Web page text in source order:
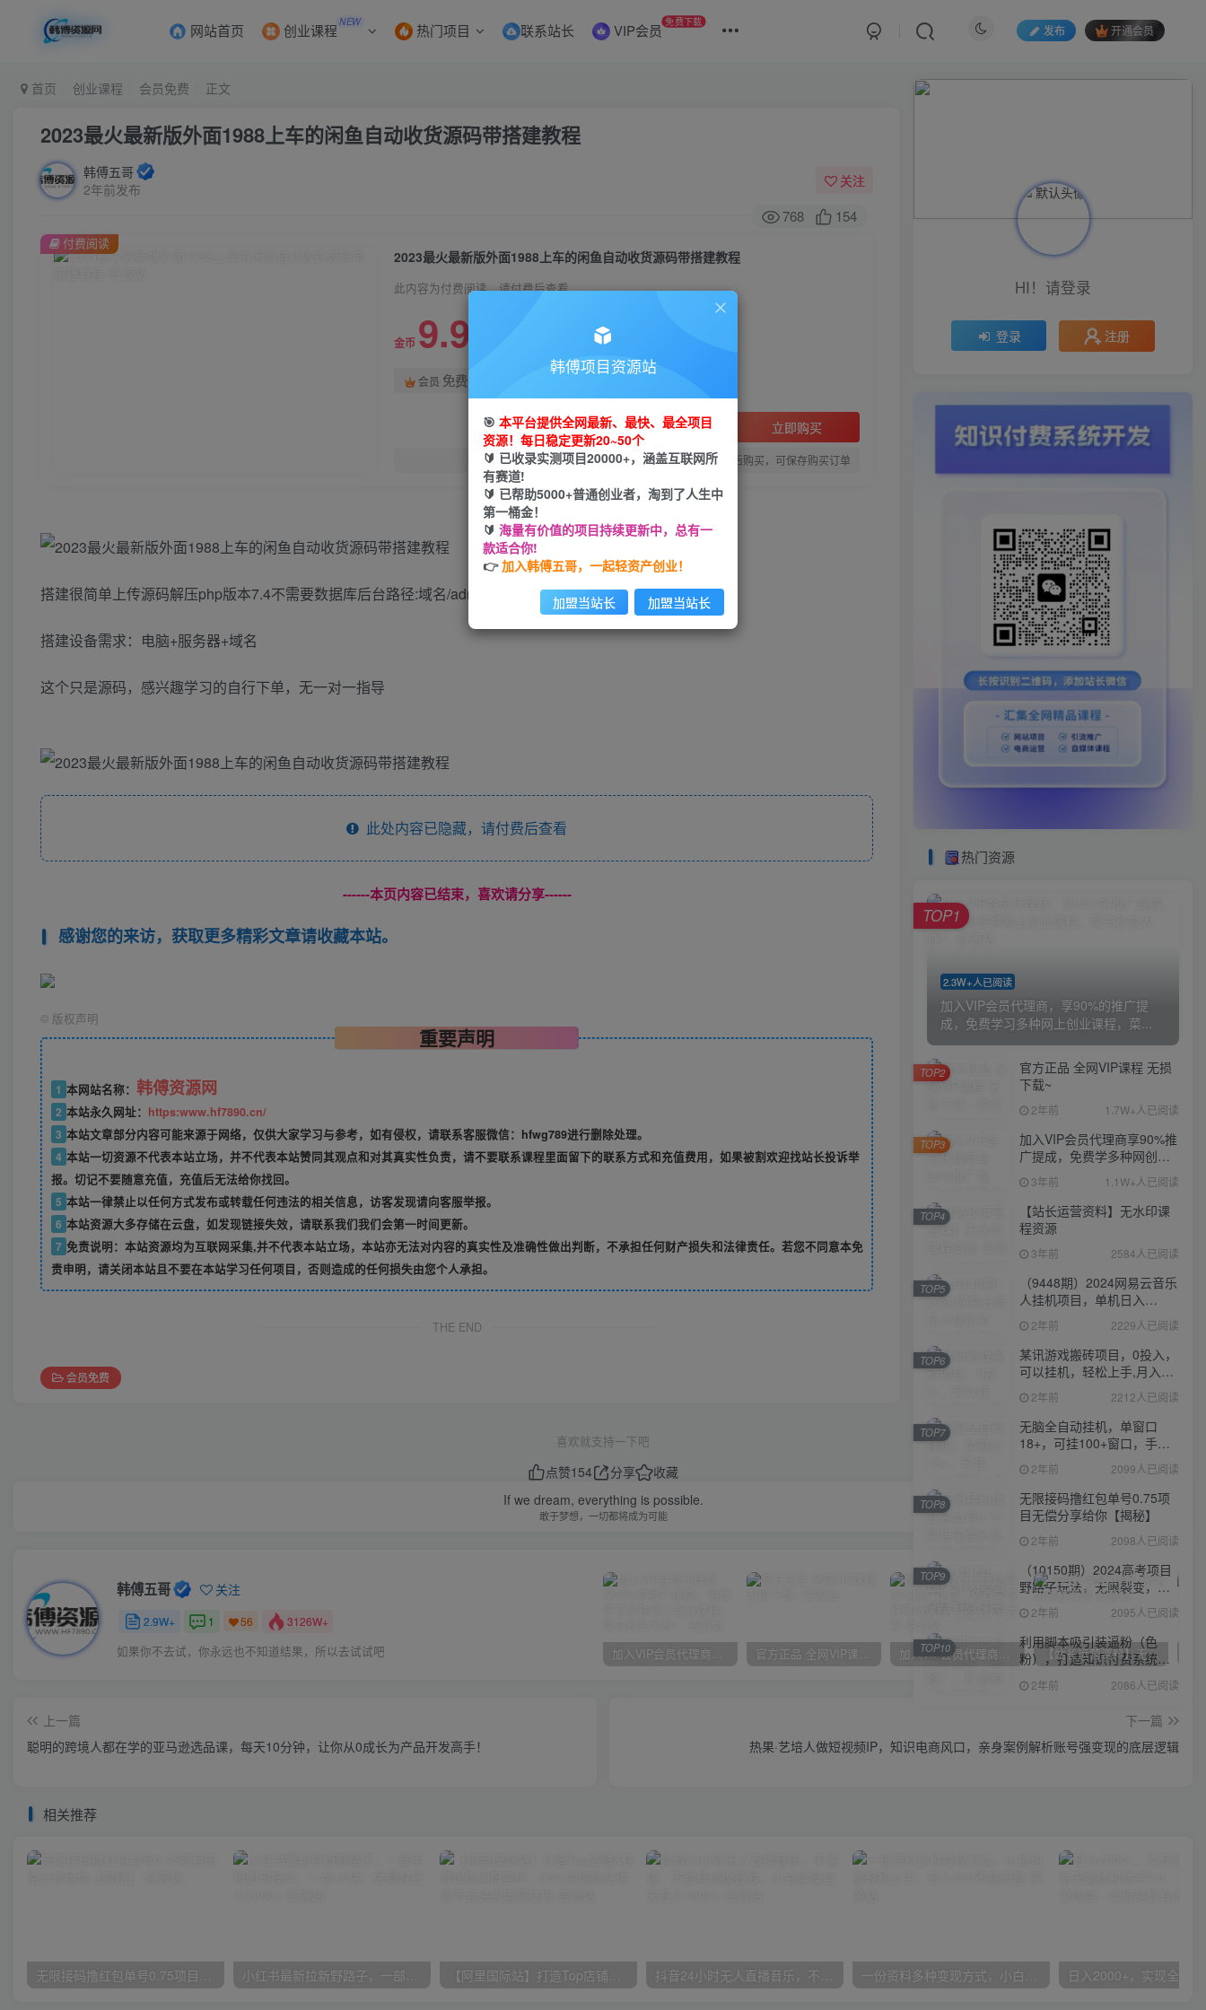
网站首页 创业课程 NEW 热门项目 联系站长 VIP会员 免费下载
发布 开通会员
首页 创业课程 会员免费 正文
2023最火最新版外面1988上车的闲鱼自动收货源码带搭建教程
韩傅五哥
2年前发布
关注
768 154
2023最火最新版外面1988上车的闲鱼自动收货源码带搭建教程
此内容为付费阅读，请付费后查看
金币 9.9
会员 免费
立即购买
您当前未登录！建议登陆后购买，可保存购买订单
付费阅读
搭建很简单上传源码解压php版本7.4不需要数据库后台路径:域名/admin
搭建设备需求：电脑+服务器+域名
这个只是源码，感兴趣学习的自行下单，无一对一指导
此处内容已隐藏，请付费后查看
------本页内容已结束，喜欢请分享------
感谢您的来访，获取更多精彩文章请收藏本站。
© 版权声明
重要声明
1 本网站名称： 韩傅资源网
2 本站永久网址： https:www.hf7890.cn/
3 本站文章部分内容可能来源于网络，仅供大家学习与参考，如有侵权，请联系客服微信：hfwg789进行删除处理。
4 本站一切资源不代表本站立场，并不代表本站赞同其观点和对其真实性负责，请不要联系课程里面留下的联系方式和充值费用，如果被割欢迎找站长投诉举
报。切记不要随意充值，充值后无法给你找回。
5 本站一律禁止以任何方式发布或转载任何违法的相关信息，访客发现请向客服举报。
6 本站资源大多存储在云盘，如发现链接失效，请联系我们我们会第一时间更新。
7 免责说明：本站资源均为互联网采集,并不代表本站立场，本站亦无法对内容的真实性及准确性做出判断，不承担任何财产损失和法律责任。若您不同意本免
责申明，请关闭本站且不要在本站学习任何项目，否则造成的任何损失由您个人承担。
THE END
会员免费
喜欢就支持一下吧
点赞154 分享
收藏
If we dream, everything is possible.
敢于梦想，一切都将成为可能
韩傅五哥 关注
2.9W+ 1 56 3126W+
如果你不去试，你永远也不知道结果，所以去试试吧 加入VIP会员代理商，享90%的推广提成，免费学习多种网上创业课程，菜鸟秒变大神！ 官方正品 全网VIP课程 无损下载~ 加入VIP会员代理商享90%推广提成，免费学多种网创课程，菜鸟秒变大神 【站长运营资料】无水印课程资源
上一篇
聪明的跨境人都在学的亚马逊选品课，每天10分钟，让你从0成长为产品开发高手！
下一篇
热果·艺培人做短视频IP，知识电商风口，亲身案例解析账号强变现的底层逻辑
相关推荐
HI！请登录
登录 注册
热门资源
2.3W+人已阅读
加入VIP会员代理商，享90%的推广提
成，免费学习多种网上创业课程，菜...
TOP1
官方正品 全网VIP课程 无损
下载~
2年前 1.7W+人已阅读
TOP2
加入VIP会员代理商享90%推
广提成，免费学多种网创课
程，菜鸟秒变大神
3年前 1.1W+人已阅读
TOP3
【站长运营资料】无水印课
程资源
3年前 2584人已阅读
TOP4
（9448期）2024网易云音乐
人挂机项目，单机日入
150+，无脑月入5000+
2年前 2229人已阅读
TOP5
某讯游戏搬砖项目，0投入，
可以挂机，轻松上手,月入
3000+上不封顶
2年前 2212人已阅读
TOP6
无脑全自动挂机，单窗口
18+，可挂100+窗口，手机
电脑均可操作
2年前 2099人已阅读
TOP7
无限接码撸红包单号0.75项
目无偿分享给你【揭秘】
2年前 2098人已阅读
TOP8
（10150期）2024高考项目
野路子玩法，无限裂变，最
高一天1W＋！
2年前 2095人已阅读
TOP9
利用脚本吸引装逼粉（色
粉），打造知识付费系统，
附388元美女写真项目
2年前 2086人已阅读
TOP10
韩傅项目资源站
🎯 本平台提供全网最新、最快、最全项目
资源！每日稳定更新20~50个
🔰 已收录实测项目20000+，涵盖互联网所
有赛道!
🔰 已帮助5000+普通创业者，淘到了人生中
第一桶金！
🔰 海量有价值的项目持续更新中，总有一
款适合你!
👉加入韩傅五哥，一起轻资产创业！
加盟当站长 加盟当站长